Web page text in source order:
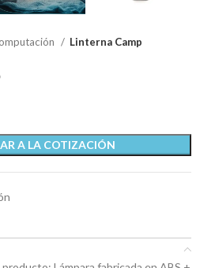
Linterna Camp
A LA COTIZACIÓN